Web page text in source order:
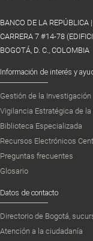
BANCO DE LA REPÚBLICA
CARRERA 7 #14-78
BOGOTÁ, D. C., COLOMBIA
Información de interés y
Gestión de la Investigación
Vigilancia Estratégica de
Biblioteca Especializada
Recursos Electrónicos
Preguntas frecuentes
Glosario
Datos de contacto
Directorio de Bogotá,
Atención a la ciudadanía